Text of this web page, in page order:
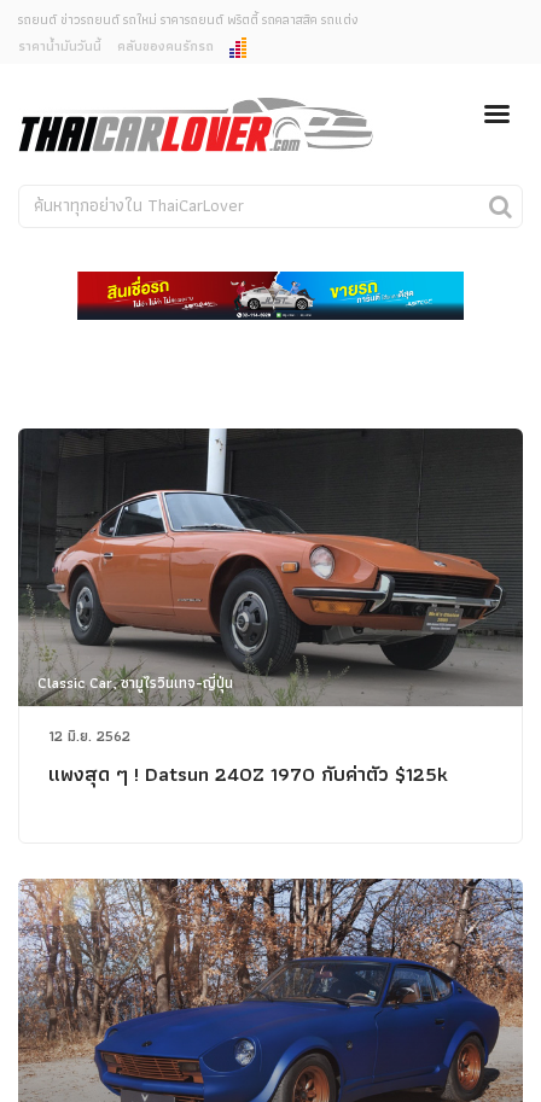
ยกเลิกการแจ้งเตือน
คุณต้องการยกเลิกการแจ้งเตือนข่าวสารเมื่อมีการอัพเดต
ใช่หรือไม่?
ไม่
รถยนต์ ข่าวรถยนต์ รถใหม่ ราคารถยนต์ พริตตี้ รถคลาสสิค รถแต่ง
ราคาน้ำมันวันนี้
คลับของคนรักรถ
รถใหม่
คนรักรถ
งานแสดงรถ
Classic Car, ซามูไรวินเทจ-ญี่ปุ่น
12 มิ.ย. 2562
แพงสุด ๆ ! Datsun 240Z 1970 กับค่าตัว $125k